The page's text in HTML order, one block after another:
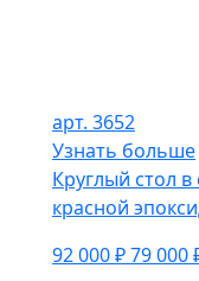
арт. 3652
Узнать больше
Круглый стол в
красной
92 000 ₽79 000